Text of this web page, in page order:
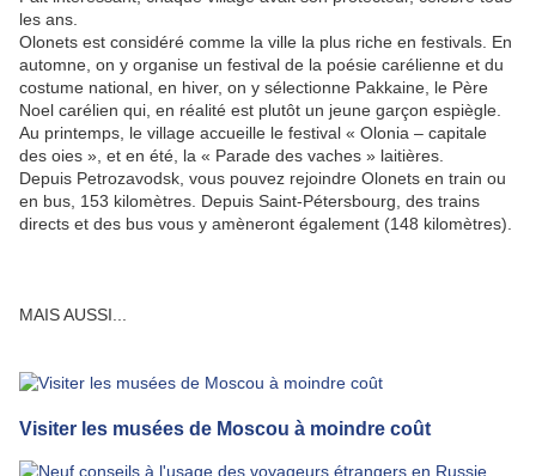
les ans.
Olonets est considéré comme la ville la plus riche en festivals. En
automne, on y organise un festival de la poésie carélienne et du
costume national, en hiver, on y sélectionne Pakkaine, le Père
Noel carélien qui, en réalité est plutôt un jeune garçon espiègle.
Au printemps, le village accueille le festival « Olonia – capitale
des oies », et en été, la « Parade des vaches » laitières
Depuis Petrozavodsk, vous pouvez rejoindre Olonets en train ou
en bus, 153 kilomètres. Depuis Saint-Pétersbourg, des trains
directs et des bus vous y amèneront également (148 kilomètres).
MAIS AUSSI...
Visiter les musées de Moscou à moindre coût